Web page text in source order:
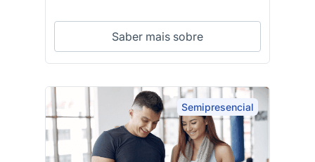
Saber mais sobre
Semipresencial